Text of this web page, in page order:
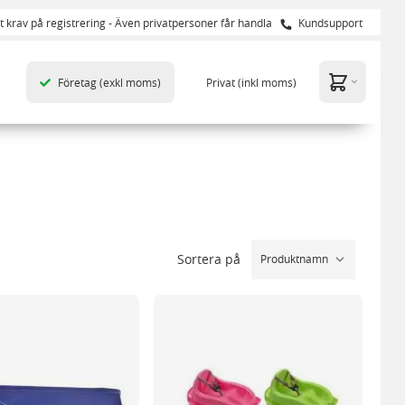
krav på registrering - Även privatpersoner får handla Kundsupport
Företag(exkl moms) Privat(inkl moms)
Sortera på